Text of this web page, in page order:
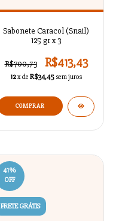
Sabonete Caracol (Snail)
125 gr x 3
R$700,73 R$413,43
12x de R$34,45 sem juros
41%
OFF
FRETE GRÁTIS